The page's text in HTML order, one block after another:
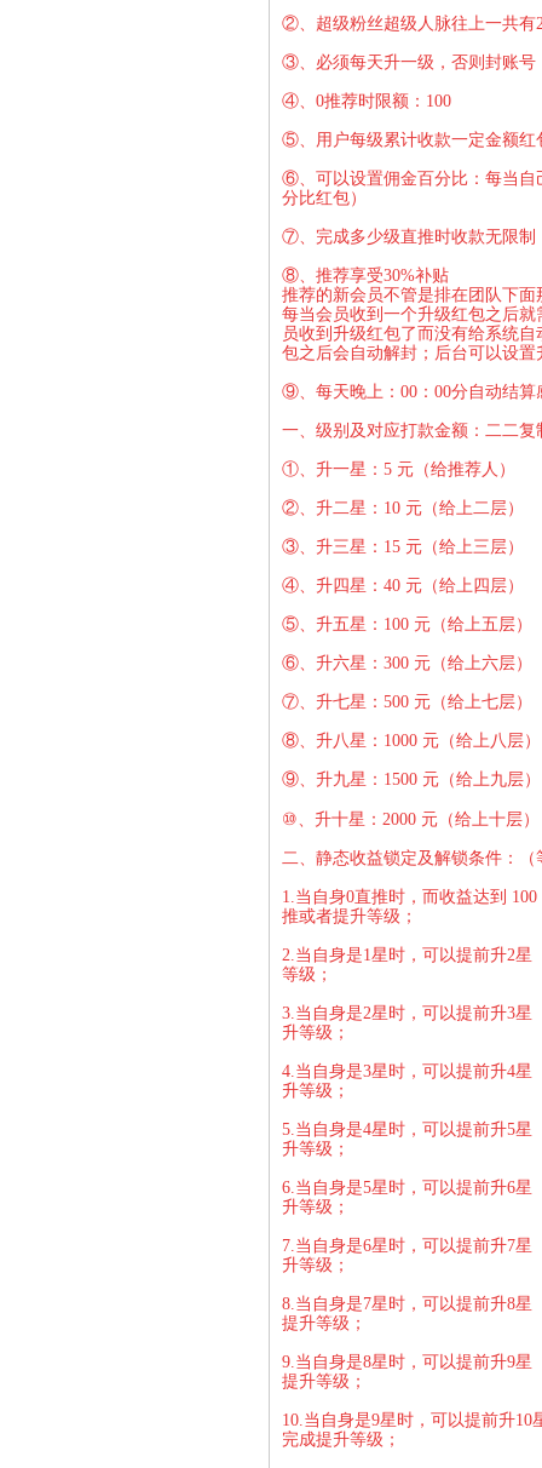
②、超级粉丝超级人脉往上一共有
③、 必须每天升一级，否则封账号
④、 0推荐时限额：100
⑤、 用户每级累计收款一定金额
⑥、 可以设置佣金百分比：每当
分比红包）
⑦、 完成多少级直推时收款无限
⑧、推荐享受30%补贴
推荐的新会员不管是排在团队下
每当会员收到一个升级红包之后
员收到升级红包了而没有给系统
包之后会自动解封；后台可以设
⑨、每天晚上：00：00分自动结算
一、级别及对应打款金额：二二复
①、 升一星：5 元（给推荐人）
②、 升二星：10 元（给上二层）
③、 升三星：15 元（给上三层）
④、 升四星：40 元（给上四层）
⑤、 升五星：100 元（给上五层）
⑥、 升六星：300 元（给上六层）
⑦、 升七星：500 元（给上七层）
⑧、 升八星：1000 元（给上八层）
⑨、 升九星：1500 元（给上九层）
⑩、 升十星：2000 元（给上十层）
二、静态收益锁定及解锁条件：
1.当自身0直推时，而收益达到
推或者提升等级；
2.当自身是1星时，可以提前升2
等级；
3.当自身是2星时，可以提前升3
升等级；
4.当自身是3星时，可以提前升4
升等级；
5.当自身是4星时，可以提前升5星
升等级；
6.当自身是5星时，可以提前升6星
升等级；
7.当自身是6星时，可以提前升7
升等级；
8.当自身是7星时，可以提前升8星
提升等级；
9.当自身是8星时，可以提前升9星
提升等级；
10.当自身是9星时，可以提前升
完成提升等级；